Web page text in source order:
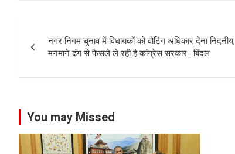
navigation
नगर निगम चुनाव में विधायकों को वोटिंग अधिकार देना निंदनीय,
मनमाने ढंग से फैसले ले रही है कांग्रेस सरकार : बिंदल
You may Missed